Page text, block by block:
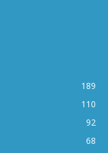
189
110
92
68